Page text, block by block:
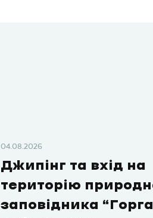
04.08.2026
Джипінг та вхід на
територію
заповідника